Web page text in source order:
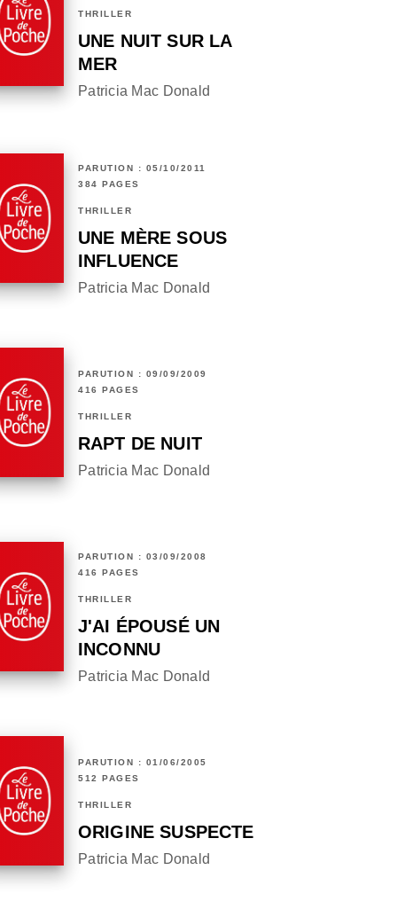
THRILLER
UNE NUIT SUR LA
MER
Patricia Mac Donald
PARUTION : 05/10/2011
384 PAGES
THRILLER
UNE MÈRE SOUS
INFLUENCE
Patricia Mac Donald
PARUTION : 09/09/2009
416 PAGES
THRILLER
RAPT DE NUIT
Patricia Mac Donald
PARUTION : 03/09/2008
416 PAGES
THRILLER
J'AI ÉPOUSÉ UN
INCONNU
Patricia Mac Donald
PARUTION : 01/06/2005
512 PAGES
THRILLER
ORIGINE SUSPECTE
Patricia Mac Donald